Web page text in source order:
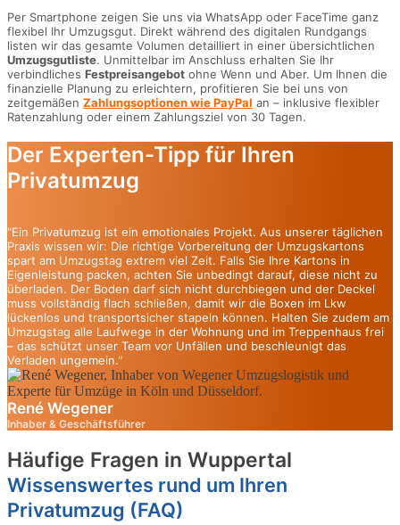
Per Smartphone zeigen Sie uns via WhatsApp oder FaceTime ganz
flexibel Ihr Umzugsgut. Direkt während des digitalen Rundgangs
listen wir das gesamte Volumen detailliert in einer übersichtlichen
Umzugsgutliste. Unmittelbar im Anschluss erhalten Sie Ihr
verbindliches Festpreisangebot ohne Wenn und Aber. Um Ihnen die
finanzielle Planung zu erleichtern, profitieren Sie bei uns von
zeitgemäßen Zahlungsoptionen wie PayPal an – inklusive flexibler
Ratenzahlung oder einem Zahlungsziel von 30 Tagen.
Der Experten-Tipp für Ihren
Privatumzug
"Ein Privatumzug ist ein emotionales Projekt. Aus unserer täglichen
Praxis wissen wir: Die richtige Vorbereitung der Umzugskartons
spart am Umzugstag extrem viel Zeit. Falls Sie Ihre Kartons in
Eigenleistung packen, achten Sie unbedingt darauf, diese nicht zu
überladen. Der Boden darf sich nicht durchbiegen und der Deckel
muss vollständig flach schließen, damit wir die Boxen im Lkw
lückenlos und transportsicher stapeln können. Halten Sie zudem am
Umzugstag alle Laufwege in der Wohnung und im Treppenhaus frei
– das schützt unser Team vor Unfällen und beschleunigt das
Verladen ungemein."
René Wegener
Inhaber & Geschäftsführer
Häufige Fragen in Wuppertal
Wissenswertes rund um Ihren
Privatumzug (FAQ)